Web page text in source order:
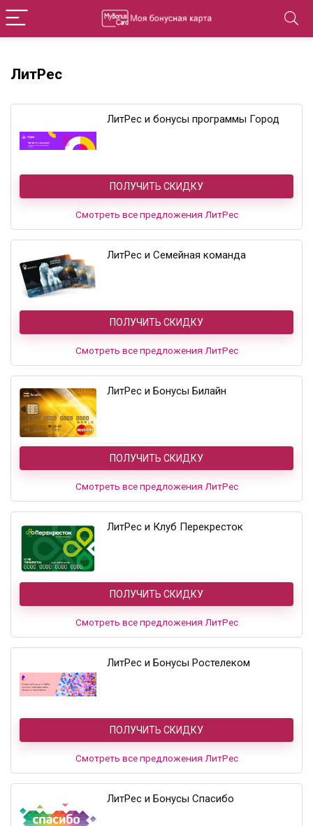
ЛитРес
ЛитРес и бонусы программы Город
ПОЛУЧИТЬ СКИДКУ
Смотреть все предложения ЛитРес
ЛитРес и Семейная команда
ПОЛУЧИТЬ СКИДКУ
Смотреть все предложения ЛитРес
ЛитРес и Бонусы Билайн
ПОЛУЧИТЬ СКИДКУ
Смотреть все предложения ЛитРес
ЛитРес и Клуб Перекресток
ПОЛУЧИТЬ СКИДКУ
Смотреть все предложения ЛитРес
ЛитРес и Бонусы Ростелеком
ПОЛУЧИТЬ СКИДКУ
Смотреть все предложения ЛитРес
ЛитРес и Бонусы Спасибо